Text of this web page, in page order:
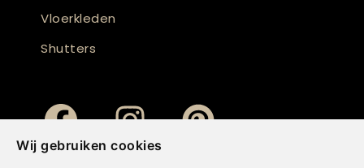
Wij gebruiken cookies
Vloerkleden
Shutters